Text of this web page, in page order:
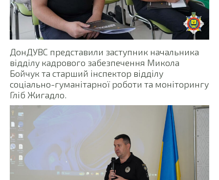
ДонДУВС представили заступник начальника
відділу кадрового забезпечення Микола
Бойчук та старший інспектор відділу
соціально-гуманітарної роботи та моніторингу
Гліб Жигадло.